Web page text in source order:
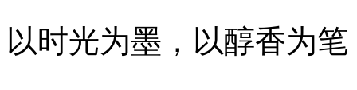
以时光为墨，以醇香为笔